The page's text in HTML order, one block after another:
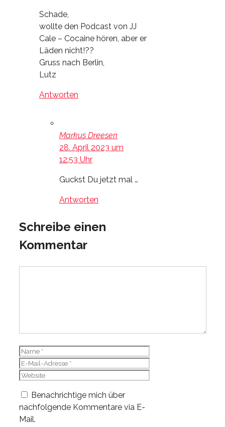
Schade,
wollte den Podcast von JJ
Cale – Cocaine hören, aber er
Läden nicht!??
Gruss nach Berlin,
Lutz
Antworten
Markus Dreesen
28. April 2023 um
12:53 Uhr
Guckst Du jetzt mal …
Antworten
Schreibe einen
Kommentar
Name
E-
Mail-
Website
Benachrichtige mich über
nachfolgende Kommentare via E-
Mail.